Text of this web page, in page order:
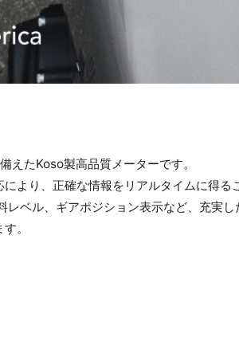
たKoso製高品質メーターです。
より、正確な情報をリアルタイムに得る
ベル、ギアポジション表示など、充実
。